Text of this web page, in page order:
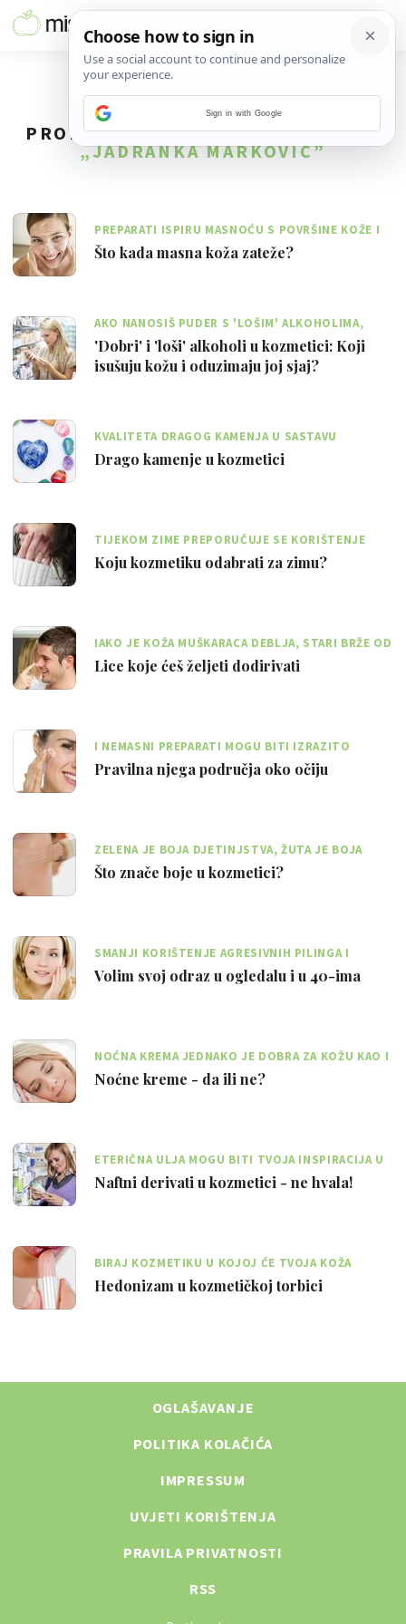
PRONAĐENO11REZULTATA ZA TAG
„JADRANKA MARKOVIĆ”
PREPARATI ISPIRU MASNOĆU S POVRŠINE KOŽE I
STVARAJU NA POVRŠINI SUHA PODRUČJA
Što kada masna koža zateže?
AKO NANOSIŠ PUDER S 'LOŠIM' ALKOHOLIMA,
KOŽA DJELUJE ISUŠENO I BEZ SJAJA
'Dobri' i 'loši' alkoholi u kozmetici: Koji
isušuju kožu i oduzimaju joj sjaj?
KVALITETA DRAGOG KAMENJA U SASTAVU
KOZMETIČKIH PREPARATA IZRAZITO JE VAŽNA
Drago kamenje u kozmetici
TIJEKOM ZIME PREPORUČUJE SE KORIŠTENJE
SERUMA I AMPULA ZA INTENZIVNIJU NJEGU
Koju kozmetiku odabrati za zimu?
IAKO JE KOŽA MUŠKARACA DEBLJA, STARI BRŽE OD
ŽENSKE KOŽE
Lice koje ćeš željeti dodirivati
I NEMASNI PREPARATI MOGU BITI IZRAZITO
MOĆNI I UČINKOVITI I BITI KOŽI OD POMOĆI
Pravilna njega područja oko očiju
ZELENA JE BOJA DJETINJSTVA, ŽUTA JE BOJA
MLADENAŠTVA, A CRVENA JE BOJA ZRELOSTI
Što znače boje u kozmetici?
SMANJI KORIŠTENJE AGRESIVNIH PILINGA I
NOĆNIH KREMA KOJE ULJENJUJU KOŽU
Volim svoj odraz u ogledalu i u 40-ima
NOĆNA KREMA JEDNAKO JE DOBRA ZA KOŽU KAO I
POHANI ŠNICLI PRIJE SPAVANJA
Noćne kreme - da ili ne?
ETERIČNA ULJA MOGU BITI TVOJA INSPIRACIJA U
KREIRANJU PREPARATA ZA NJEGU
Naftni derivati u kozmetici - ne hvala!
BIRAJ KOZMETIKU U KOJOJ ĆE TVOJA KOŽA
ISTINSKI UŽIVATI I BITI TI ZAHVALNA
Hedonizam u kozmetičkoj torbici
OGLAŠAVANJE
POLITIKA KOLAČIĆA
IMPRESSUM
UVJETI KORIŠTENJA
PRAVILA PRIVATNOSTI
RSS
Sign in with Google